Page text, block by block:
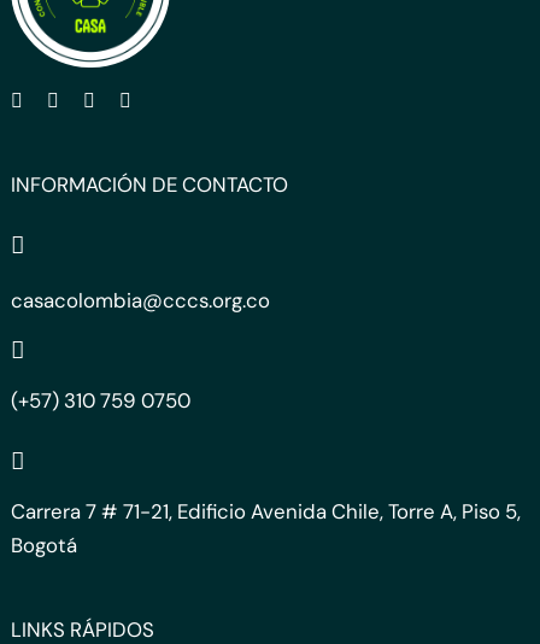
INFORMACIÓN DE CONTACTO
casacolombia@cccs.org.co
(+57) 310 759 0750
Carrera 7 # 71-21, Edificio Avenida Chile, Torre A, Piso 5,
Bogotá
LINKS RÁPIDOS